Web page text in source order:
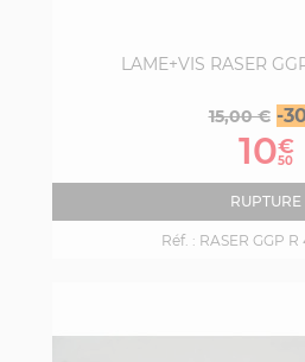
LAME+VIS RASER
Prix
base
15,00 € -
10€
50
RUPTURE
Réf. : RASER GGP R